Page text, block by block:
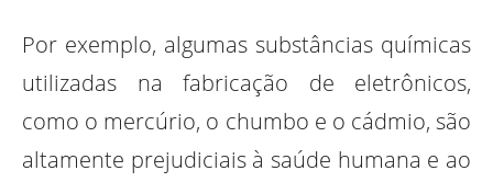
Por exemplo, algumas substâncias químicas
utilizadas na fabricação de eletrônicos,
como o mercúrio, o chumbo e o cádmio, são
altamente prejudiciais à saúde humana e ao